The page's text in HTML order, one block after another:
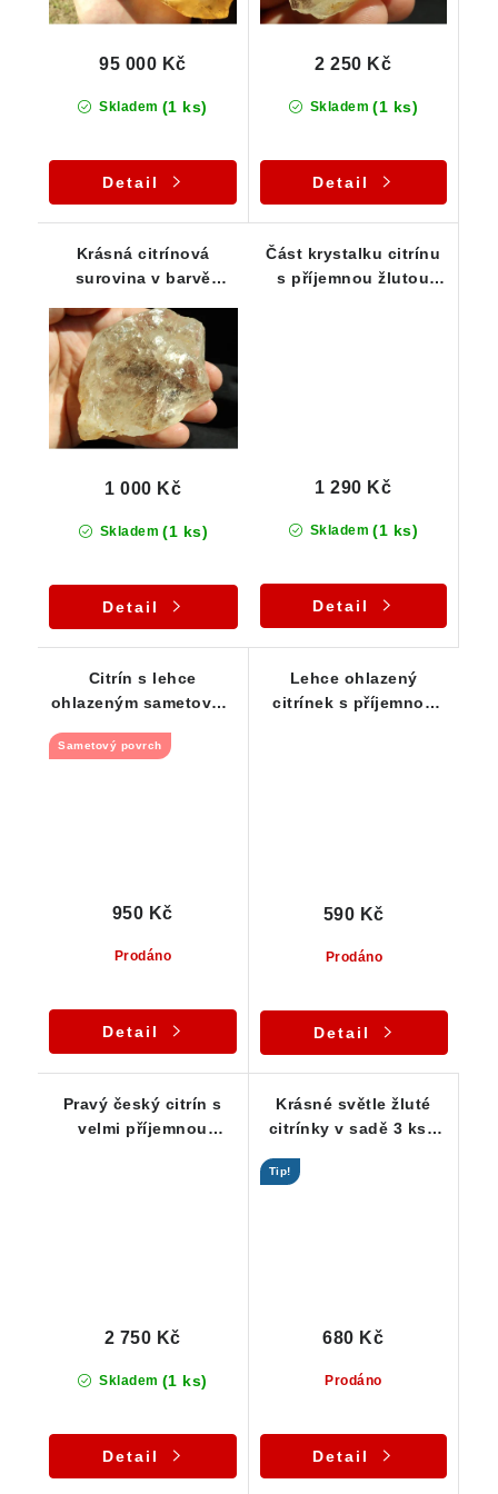
Skladem (1 ks)
95 000 Kč
Detail
Skladem (1 ks)
2 250 Kč
Detail
Krásná citrínová
surovina v barvě
Skladem (1 ks)
1 000 Kč
Detail
Část krystalku citrínu
s příjemnou žlutou
Skladem (1 ks)
1 290 Kč
Detail
Citrín s lehce
ohlazeným sametovým
barvou
Sametový povrch
Prodáno
950 Kč
Detail
Lehce ohlazený
citrínek s příjemnou
Prodáno
590 Kč
Detail
Pravý český citrín s
velmi příjemnou
Skladem (1 ks)
2 750 Kč
Detail
Krásné světle žluté
citrínky v sadě 3 ks -
Tip!
Prodáno
680 Kč
Detail